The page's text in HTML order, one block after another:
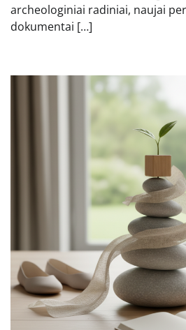
archeologiniai radiniai, naujai
dokumentai […]